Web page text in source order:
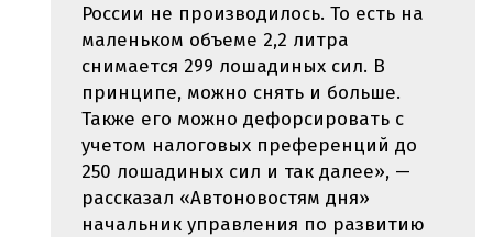
России не производилось. То есть на
маленьком объеме 2,2 литра
снимается 299 лошадиных сил. В
принципе, можно снять и больше.
Также его можно дефорсировать с
учетом налоговых преференций до
250 лошадиных сил и так далее», —
рассказал «Автоновостям дня»
начальник управления по развитию